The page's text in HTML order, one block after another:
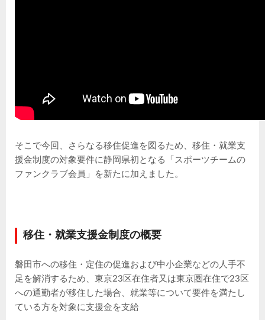
そこで今回、さらなる移住促進を図るため、移住・就業支
援金制度の対象要件に静岡県初となる「スポーツチームの
ファンクラブ会員」を新たに加えました。
移住・就業支援金制度の概要
磐田市への移住・定住の促進および中小企業などの人手不
足を解消するため、東京23区在住者又は東京圏在住で23区
への通勤者が移住した場合、就業等について要件を満たし
ている方を対象に支援金を支給